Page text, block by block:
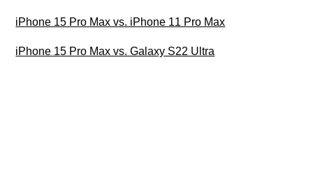
iPhone 15 Pro Max vs. iPhone 11 Pro Max
iPhone 15 Pro Max vs. Galaxy S22 Ultra